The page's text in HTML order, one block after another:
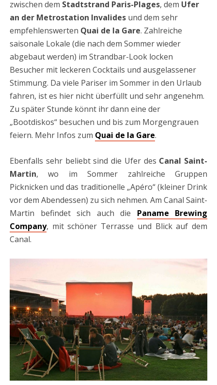
zwischen dem Stadtstrand Paris-Plages, dem Ufer
an der Metrostation Invalides und dem sehr
empfehlenswerten Quai de la Gare. Zahlreiche
saisonale Lokale (die nach dem Sommer wieder
abgebaut werden) im Strandbar-Look locken
Besucher mit leckeren Cocktails und ausgelassener
Stimmung. Da viele Pariser im Sommer in den Urlaub
fahren, ist es hier nicht überfüllt und sehr angenehm.
Zu später Stunde könnt ihr dann eine der
„Bootdiskos“ besuchen und bis zum Morgengrauen
feiern. Mehr Infos zum Quai de la Gare.
Ebenfalls sehr beliebt sind die Ufer des Canal Saint-
Martin, wo im Sommer zahlreiche Gruppen
Picknicken und das traditionelle „Apéro“ (kleiner Drink
vor dem Abendessen) zu sich nehmen. Am Canal Saint-
Martin befindet sich auch die Paname Brewing
Company, mit schöner Terrasse und Blick auf dem
Canal.